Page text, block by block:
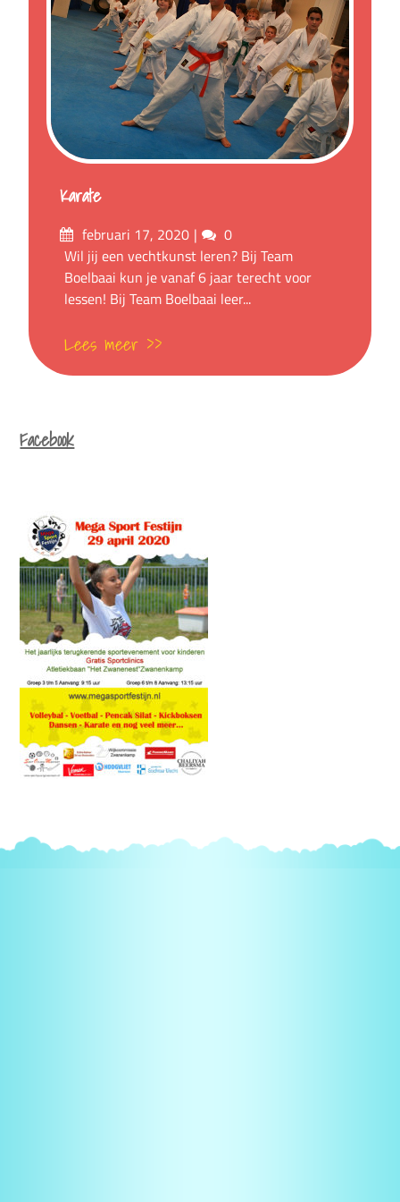
Karate
Posted
on
februari 17, 2020 Comments
0
Wil jij een vechtkunst leren? Bij Team
Boelbaai kun je vanaf 6 jaar terecht voor
lessen! Bij Team Boelbaai leer...
Lees meer >>
Facebook